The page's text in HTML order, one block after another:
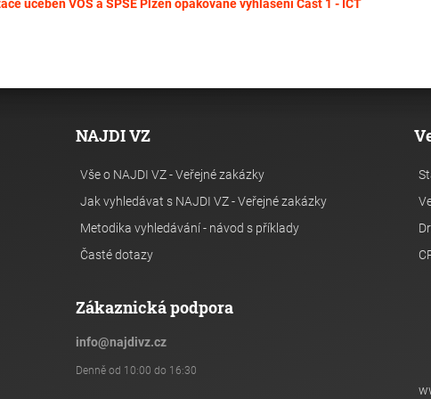
učeben VOŠ a SPŠE Plzeň opakované vyhlášení Část 1 - ICT
NAJDI VZ
Vše o NAJDI VZ - Veřejné zakázky
Jak vyhledávat s NAJDI VZ - Veřejné zakázky
Metodika vyhledávání - návod s příklady
Časté dotazy
Zákaznická podpora
info@najdivz.cz
Denně od 10:00 do 16:30